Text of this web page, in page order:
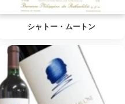
シャトー・ムートン